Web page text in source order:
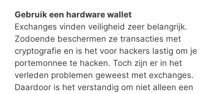
Gebruik een hardware wallet
Exchanges vinden veiligheid zeer belangrijk.
Zodoende beschermen ze transacties met
cryptografie en is het voor hackers lastig om je
portemonnee te hacken. Toch zijn er in het
verleden problemen geweest met exchanges.
Daardoor is het verstandig om niet alleen een